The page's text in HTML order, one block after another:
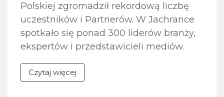
Polskiej zgromadził rekordową liczbę
uczestników i Partnerów. W Jachrance
spotkało się ponad 300 liderów branży,
ekspertów i przedstawicieli mediów.
hasłem „Fundamenty przyszłości –
Czytaj więcej